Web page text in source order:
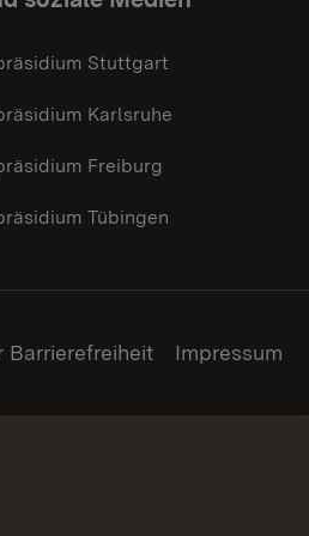
Stuttgart
Karlsruhe
Freiburg
Tübingen
Barrierefreiheit Impressum